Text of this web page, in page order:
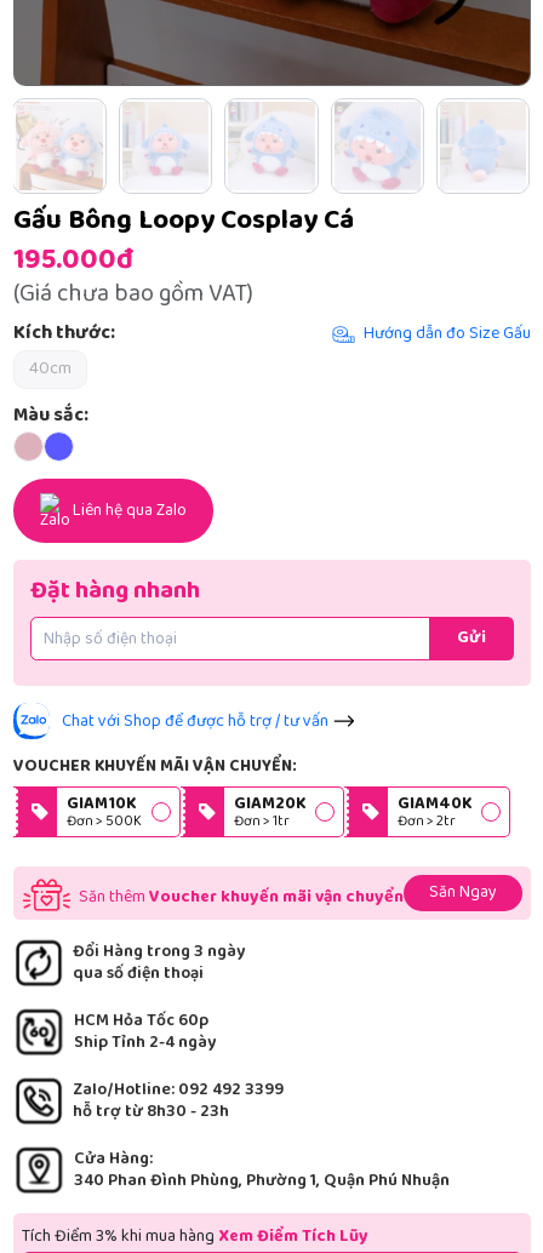
Gấu Bông Loopy Cosplay Cá
195.000đ
(Giá chưa bao gồm VAT)
Kích thước:
Hướng dẫn đo Size Gấu
40cm
Màu sắc:
Liên hệ qua Zalo
Đặt hàng nhanh
Gửi
Chat với Shop để được hỗ trợ / tư vấn
VOUCHER KHUYẾN MÃI VẬN CHUYỂN:
GIAM10K
Đơn > 500K
GIAM20K
Đơn > 1tr
GIAM40K
Đơn > 2tr
Săn thêmVoucher khuyến mãi vận chuyển Săn Ngay
Đổi Hàng trong 3 ngày
qua số điện thoại
HCM Hỏa Tốc 60p
Ship Tỉnh 2-4 ngày
Zalo/Hotline: 092 492 3399
hỗ trợ từ 8h30 - 23h
Cửa Hàng:
340 Phan Đình Phùng, Phường 1, Quận Phú Nhuận
Tích Điểm 3% khi mua hàng Xem Điểm Tích Lũy